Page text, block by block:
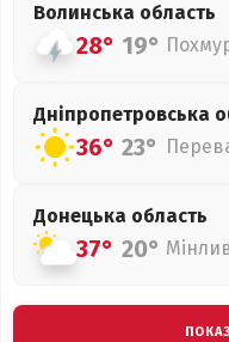
Волинська область
28° 19°
Дніпропетровська
36° 23°
Донецька область
37° 20°